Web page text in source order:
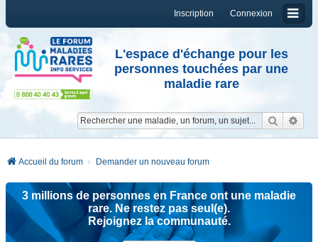
Connexion
Inscription
L'espace d'échange pour les
personnes touchées par une
maladie rare
Accueil du forum Demander un nouveau forum
3 millions de personnes en France ont une maladie
rare. Ne restez pas seul(e).
Rejoignez la communauté.